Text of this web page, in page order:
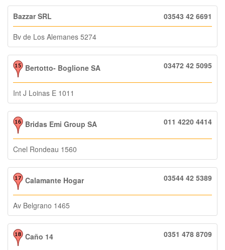
Bazzar SRL 03543 42 6691
Bv de Los Alemanes 5274
Bertotto- Boglione SA 03472 42 5095
Int J Loinas E 1011
Bridas Emi Group SA 011 4220 4414
Cnel Rondeau 1560
Calamante Hogar 03544 42 5389
Av Belgrano 1465
Caño 14 0351 478 8709